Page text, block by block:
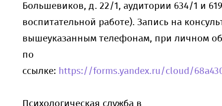
Большевиков, д. 22/1, аудитории 634/1 и
воспитательной работе). Запись на
вышеуказанным телефонам, при личном
по
ссылке: https://forms.yandex.ru/cloud/
Психологическая служба в